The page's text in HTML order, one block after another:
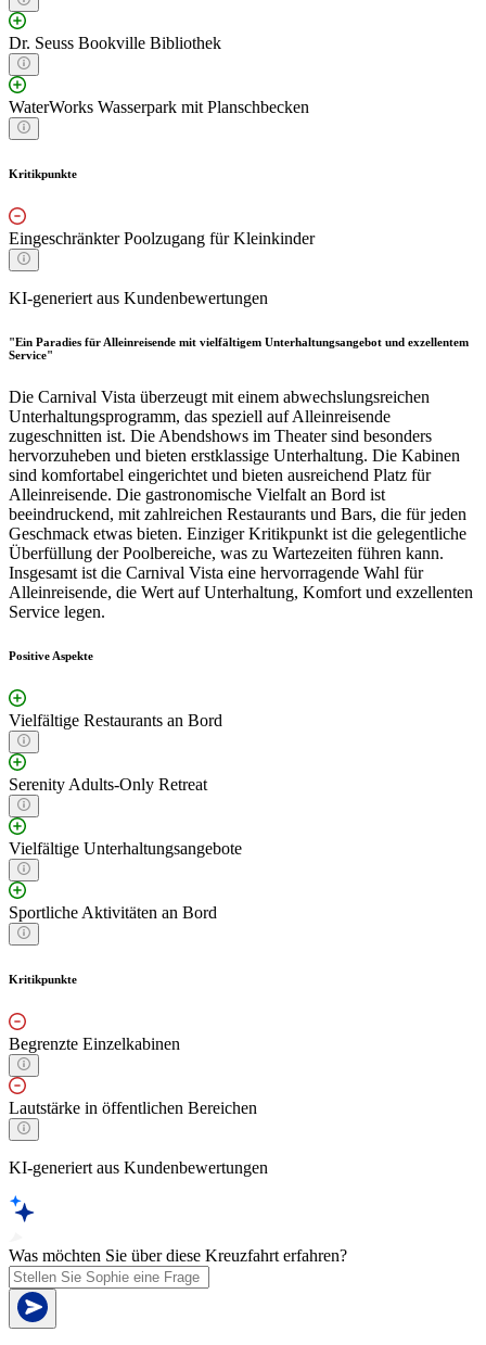
Dr. Seuss Bookville Bibliothek
WaterWorks Wasserpark mit Planschbecken
Kritikpunkte
Eingeschränkter Poolzugang für Kleinkinder
KI-generiert aus Kundenbewertungen
"Ein Paradies für Alleinreisende mit vielfältigem Unterhaltungsangebot und exzellentem
Service"
Die Carnival Vista überzeugt mit einem abwechslungsreichen
Unterhaltungsprogramm, das speziell auf Alleinreisende
zugeschnitten ist. Die Abendshows im Theater sind besonders
hervorzuheben und bieten erstklassige Unterhaltung. Die Kabinen
sind komfortabel eingerichtet und bieten ausreichend Platz für
Alleinreisende. Die gastronomische Vielfalt an Bord ist
beeindruckend, mit zahlreichen Restaurants und Bars, die für jeden
Geschmack etwas bieten. Einziger Kritikpunkt ist die gelegentliche
Überfüllung der Poolbereiche, was zu Wartezeiten führen kann.
Insgesamt ist die Carnival Vista eine hervorragende Wahl für
Alleinreisende, die Wert auf Unterhaltung, Komfort und exzellenten
Service legen.
Positive Aspekte
Vielfältige Restaurants an Bord
Serenity Adults-Only Retreat
Vielfältige Unterhaltungsangebote
Sportliche Aktivitäten an Bord
Kritikpunkte
Begrenzte Einzelkabinen
Lautstärke in öffentlichen Bereichen
KI-generiert aus Kundenbewertungen
Was möchten Sie über diese Kreuzfahrt erfahren?